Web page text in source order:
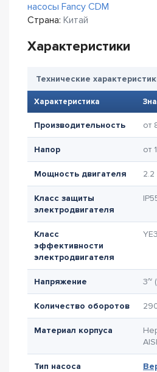
насосы Fancy CDM
Страна: Китай
Характеристики
Технические
Характеристика
Производительность от
Напор от
Мощность двигателя 2.2
Класс защиты
электродвигателя
Класс
эффективности
электродвигателя
YE3
Напряжение 3~
Количество оборотов
Материал корпуса
Тип насоса